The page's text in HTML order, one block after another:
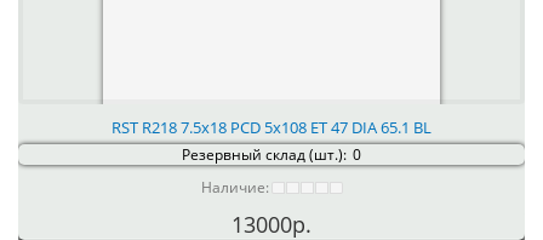
RST R218 7.5x18 PCD 5x108 ET 47 DIA 65.1 BL
Резервный склад (шт.): 0
Наличие:
13000р.